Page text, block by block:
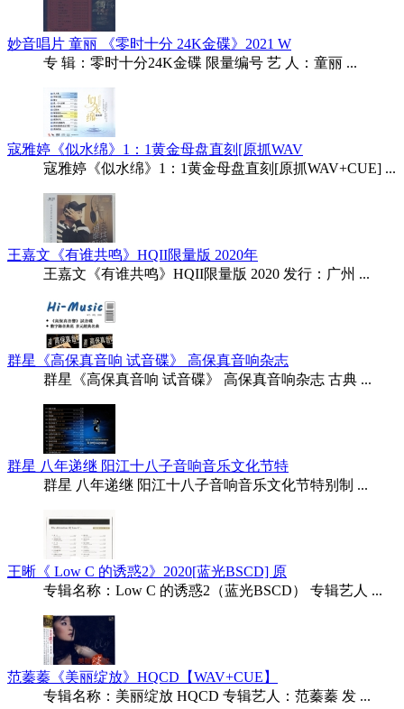
妙音唱片 童丽 《零时十分 24K金碟》2021 W
专 辑：零时十分24K金碟 限量编号 艺 人：童丽 ...
寇雅婷《似水绵》1：1黄金母盘直刻[原抓WAV
寇雅婷《似水绵》1：1黄金母盘直刻[原抓WAV+CUE] ...
王嘉文《有谁共鸣》HQII限量版 2020年
王嘉文《有谁共鸣》HQII限量版 2020 发行：广州 ...
群星《高保真音响 试音碟》 高保真音响杂志
群星《高保真音响 试音碟》 高保真音响杂志 古典 ...
群星 八年递继 阳江十八子音响音乐文化节特
群星 八年递继 阳江十八子音响音乐文化节特别制 ...
王晰《 Low C 的诱惑2》2020[蓝光BSCD] 原
专辑名称：Low C 的诱惑2（蓝光BSCD） 专辑艺人 ...
范蓁蓁《美丽绽放》HQCD【WAV+CUE】
专辑名称：美丽绽放 HQCD 专辑艺人：范蓁蓁 发 ...